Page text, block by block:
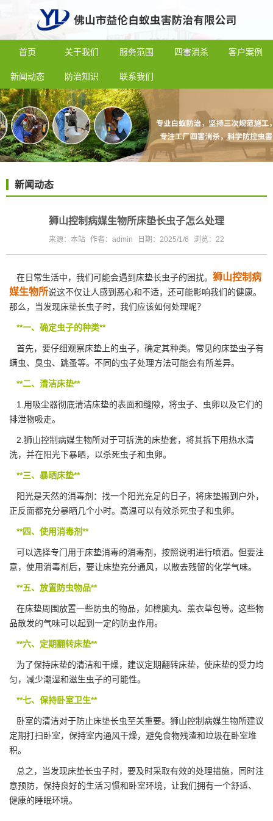
首页 关于我们 服务范围 四害消杀 客户案例
新闻动态 防治知识 联系我们
新闻动态
狮山控制病媒生物所床垫长虫子怎么处理
来源：本站 作者：admin 日期：2025/1/6 浏览： 22
在日常生活中，我们可能会遇到床垫长虫子的困扰。 狮山控制病
媒生物所说这不仅让人感到恶心和不适，还可能影响我们的健康。
那么，当发现床垫长虫子时，我们应该如何处理呢？
**一、确定虫子的种类**
首先，要仔细观察床垫上的虫子，确定其种类。常见的床垫虫子有
螨虫、臭虫、跳蚤等。不同的虫子处理方法可能会有所差异。
**二、清洁床垫**
1.用吸尘器彻底清洁床垫的表面和缝隙，将虫子、虫卵以及它们的
排泄物吸走。
2.狮山控制病媒生物所对于可拆洗的床垫套，将其拆下用热水清
洗，并在阳光下暴晒，以杀死虫子和虫卵。
**三、暴晒床垫**
阳光是天然的消毒剂：找一个阳光充足的日子，将床垫搬到户外，
正反面都充分暴晒几个小时。高温可以有效杀死虫子和虫卵。
**四、使用消毒剂**
可以选择专门用于床垫消毒的消毒剂，按照说明进行喷洒。但要注
意，使用消毒剂后，要让床垫充分通风，以散去残留的化学气味。
**五、放置防虫物品**
在床垫周围放置一些防虫的物品，如樟脑丸、薰衣草包等。这些物
品散发的气味可以起到一定的防虫作用。
**六、定期翻转床垫**
为了保持床垫的清洁和干燥，建议定期翻转床垫，使床垫的受力均
匀，减少潮湿和滋生虫子的可能性。
**七、保持卧室卫生**
卧室的清洁对于防止床垫长虫至关重要。狮山控制病媒生物所建议
定期打扫卧室，保持室内通风干燥，避免食物残渣和垃圾在卧室堆
积。
总之，当发现床垫长虫子时，要及时采取有效的处理措施，同时注
意预防，保持良好的生活习惯和卧室环境，让我们拥有一个舒适、
健康的睡眠环境。